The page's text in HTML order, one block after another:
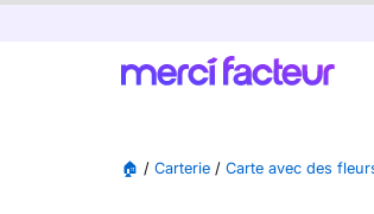
🏠 / Carterie / Carte avec des